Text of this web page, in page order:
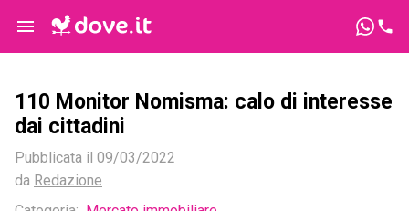
110 Monitor Nomisma: calo di interesse
dai cittadini
Pubblicata il 09/03/2022
da Redazione